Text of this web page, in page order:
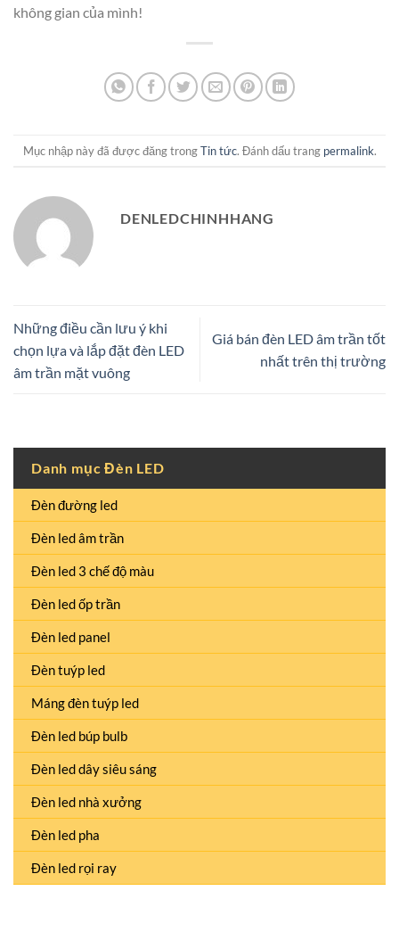
không gian của mình!
Mục nhập này đã được đăng trongTin tức. Đánh dấu trang permalink.
DENLEDCHINHHANG
Những điều cần lưu ý khi
chọn lựa và lắp đặt đèn LED
âm trần mặt vuông
Giá bán đèn LED âm trần tốt
nhất trên thị trường
Danh mục Đèn LED
Đèn đường led
Đèn led âm trần
Đèn led 3 chế độ màu
Đèn led ốp trần
Đèn led panel
Đèn tuýp led
Máng đèn tuýp led
Đèn led búp bulb
Đèn led dây siêu sáng
Đèn led nhà xưởng
Đèn led pha
Đèn led rọi ray